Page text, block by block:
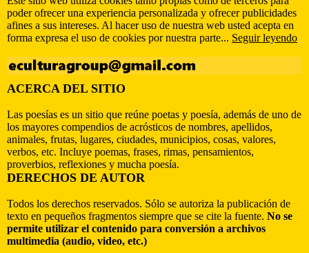
poder ofrecer una experiencia personalizada y ofrecer publicidades
afines a sus intereses. Al hacer uso de nuestra web usted acepta en
forma expresa el uso de cookies por nuestra parte... Seguir leyendo
ACERCA DEL SITIO
Las poesías es un sitio que reúne poetas y poesía, además de uno de
los mayores compendios de acrósticos de nombres, apellidos,
animales, frutas, lugares, ciudades, municipios, cosas, valores,
verbos, etc. Incluye poemas, frases, rimas, pensamientos,
proverbios, reflexiones y mucha poesía.
DERECHOS DE AUTOR
Todos los derechos reservados. Sólo se autoriza la publicación de
texto en pequeños fragmentos siempre que se cite la fuente. No se
permite utilizar el contenido para conversión a archivos
multimedia (audio, video, etc.)